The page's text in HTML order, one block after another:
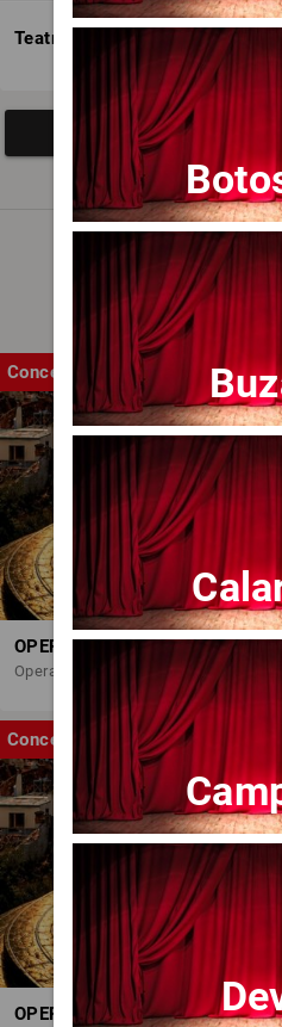
Teatrul Avangardia
Afisați mai
Concert
Opera Brasov
Concert